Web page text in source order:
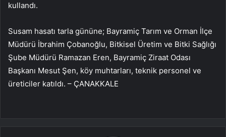
kullandı.
Susam hasatı tarla gününe; Bayramiç Tarım ve Orman İlçe
Müdürü İbrahim Çobanoğlu, Bitkisel Üretim ve Bitki Sağlığı
Şube Müdürü Ramazan Eren, Bayramiç Ziraat Odası
Başkanı Mesut Şen, köy muhtarları, teknik personel ve
üreticiler katıldı. – ÇANAKKALE